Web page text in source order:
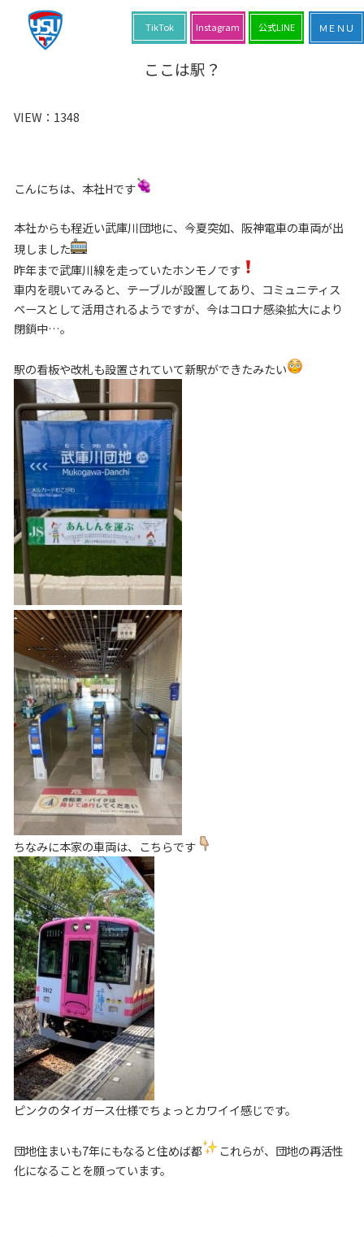
ここは駅？
VIEW： 1348
こんにちは、本社Hです
本社からも程近い武庫川団地に、今夏突如、阪神電車の車両が出
現しました
昨年まで武庫川線を走っていたホンモノです
車内を覗いてみると、テーブルが設置してあり、コミュニティス
ペースとして活用されるようですが、今はコロナ感染拡大により
閉鎖中…。
駅の看板や改札も設置されていて新駅ができたみたい
ちなみに本家の車両は、こちらです
ピンクのタイガース仕様でちょっとカワイイ感じです。
団地住まいも7年にもなると住めば都
これらが、団地の再活性
化になることを願っています。
公式LINE
Instagram
TikTok